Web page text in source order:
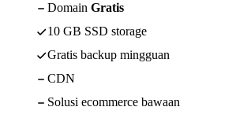
Domain Gratis
10 GB SSD storage
Gratis backup mingguan
CDN
Solusi ecommerce bawaan